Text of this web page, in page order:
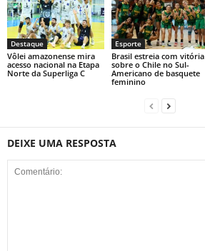
Destaque
Vôlei amazonense mira
acesso nacional na Etapa
Norte da Superliga C
Esporte
Brasil estreia com vitória
sobre o Chile no Sul-
Americano de basquete
feminino
DEIXE UMA RESPOSTA